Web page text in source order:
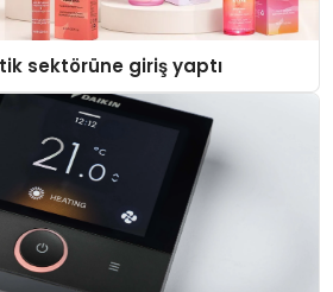
sektörüne giriş yaptı